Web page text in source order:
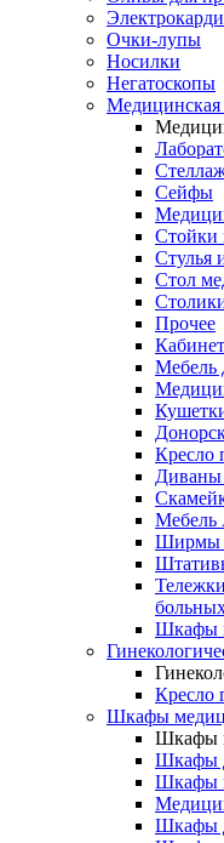
Очки-лупы
Носилки
Негатоскопы
Медицинская
Сейфы
Стойки
Cтулья
Стол
Прочее
Мебель
Кресло
Диваны
Мебель
Ширмы
Шкафы
Кресло
Шкафы
Шкафы
Шкафы
Шкафы
Шкафы